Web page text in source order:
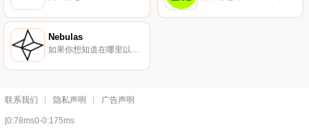
Nebulas
联系我们 隐私声明 广告声明
[0:78ms0-0:175ms